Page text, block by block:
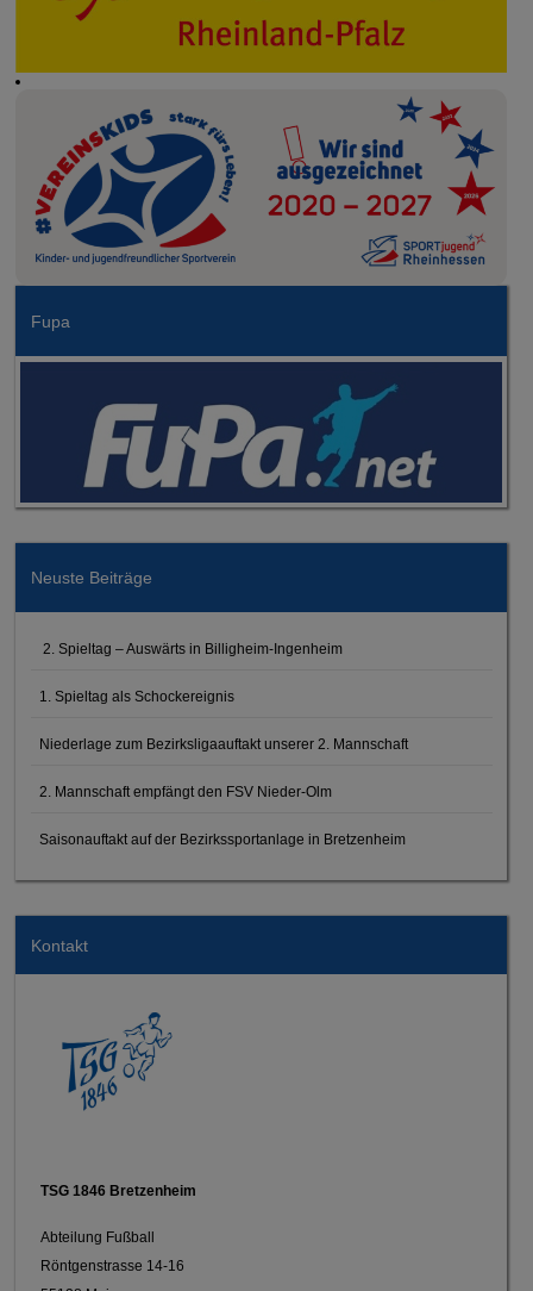
Fupa
Neuste Beiträge
2. Spieltag – Auswärts in Billigheim-Ingenheim
1. Spieltag als Schockereignis
Niederlage zum Bezirksligaauftakt unserer 2. Mannschaft
2. Mannschaft empfängt den FSV Nieder-Olm
Saisonauftakt auf der Bezirkssportanlage in Bretzenheim
Kontakt
TSG 1846 Bretzenheim
Abteilung Fußball
Röntgenstrasse 14-16